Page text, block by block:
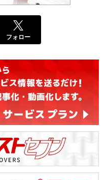
フォロー